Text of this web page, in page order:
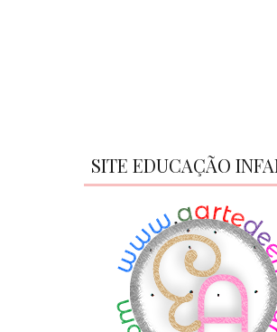
SITE EDUCAÇÃO